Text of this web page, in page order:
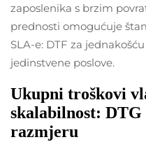
zaposlenika s brzim
prednosti omogućuje
SLA-e: DTF za
jedinstvene poslove.
Ukupni troškovi
skalabilnost:
razmjeru